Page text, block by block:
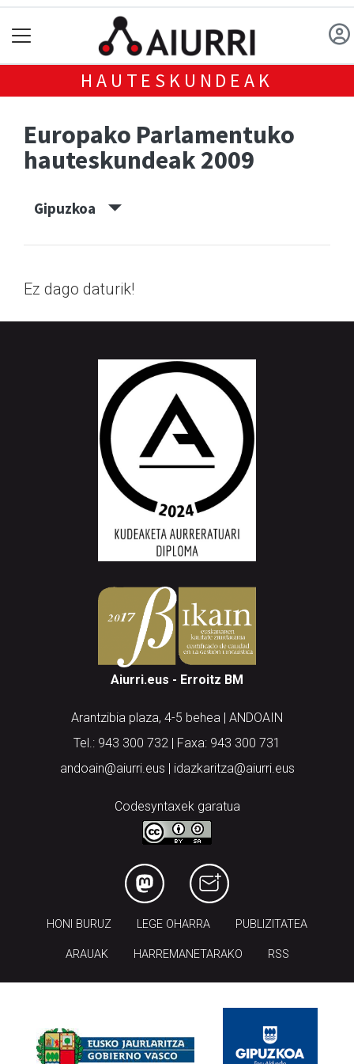
HAUTESKUNDEAK
Europako Parlamentuko
hauteskundeak 2009
Gipuzkoa
Ez dago daturik!
Aiurri.eus - Erroitz BM
Arantzibia plaza, 4-5 behea | ANDOAIN
Tel.: 943 300 732 | Faxa: 943 300 731
andoain@aiurri.eus | idazkaritza@aiurri.eus
Codesyntaxek garatua
HONI BURUZ LEGE OHARRA PUBLIZITATEA
ARAUAK HARREMANETARAKO RSS